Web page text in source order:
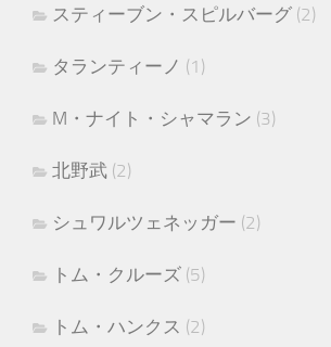
スティーブン・スピルバーグ (2)
タランティーノ (1)
M・ナイト・シャマラン (3)
北野武 (2)
シュワルツェネッガー (2)
トム・クルーズ (5)
トム・ハンクス (2)